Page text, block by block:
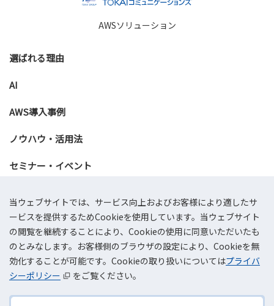
当ウェブサイトでは、サービス向上およびお客様により適したサ
ービスを提供するためCookieを使用しています。当ウェブサイト
の閲覧を継続することにより、Cookieの使用に同意いただいたも
のとみなします。お客様側のブラウザの設定により、Cookieを無
効化することが可能です。Cookieの取り扱いについてはプライバ
シーポリシー
をご覧ください。
AWSソリューション
選ばれる理由
AI
AWS導入事例
ノウハウ・活用法
セミナー・イベント
お問い合わせ
会社概要プライバシーポリシー 情報セキュリティ基本方針
サイトマップ
AWSリセールサービス利用規約
©TOKAI Communications Corporation